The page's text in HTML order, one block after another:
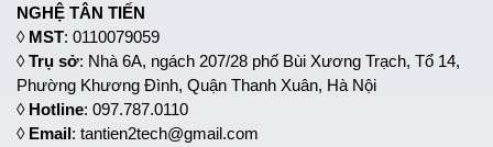
NGHỆ TÂN TIẾN
◊ MST: 0110079059
◊Trụ sở: Nhà 6A, ngách 207/28 phố Bùi Xương Trạch, Tổ 14,
Phường Khương Đình, Quận Thanh Xuân, Hà Nội
◊ Hotline: 097.787.0110
◊ Email: tantien2tech@gmail.com